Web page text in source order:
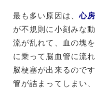
最も多い原因は、心
が不規則に小刻みな
流が乱れて、血の塊
に乗って脳血管に流
脳梗塞が出来るので
管が詰まってしまい